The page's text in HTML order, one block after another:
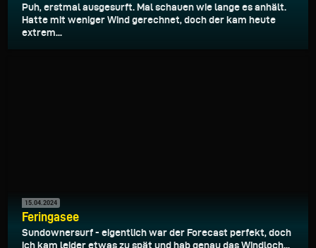
Puh, erstmal ausgesurft. Mal schauen wie lange es anhält.
Hatte mit weniger Wind gerechnet, doch der kam heute
extrem...
15.04.2024
Feringasee
Sundownersurf - eigentlich war der Forecast perfekt, doch
ich kam leider etwas zu spät und hab genau das Windloch...